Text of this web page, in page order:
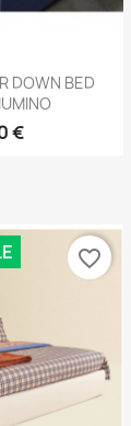
DOWN BED
€
favorite_border